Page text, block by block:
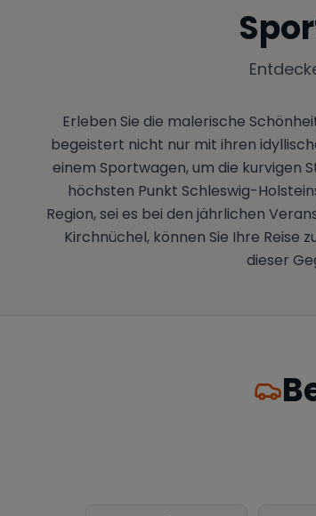
Erleben Sie die malerische
begeistert nicht nur mit ihren
einem Sportwagen, um die kurvigen
höchsten Punkt Schleswig-
Region, sei es bei den jährlichen
Kirchnüchel, können Sie Ihre Reise
dieser